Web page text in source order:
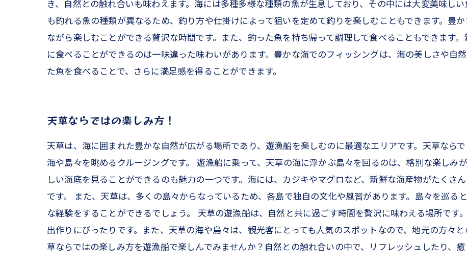
き、自然との触れ合いも味わえます。海には多種多様な種類の魚が生息しており、その中には大変美味し
も釣れる魚の種類が異なるため、釣り方や仕掛けによって狙いを定めて釣りを楽しむこともできます。豊
ながら楽しむことができる贅沢な時間です。また、釣った魚を持ち帰って調理して食べることもできます
に食べることができるのは一味違った味わいがあります。豊かな海でのフィッシングは、海の美しさや自
た魚を食べることで、さらに満足感を得ることができます。
天草ならではの楽しみ方！
天草は、海に囲まれた豊かな自然が広がる場所であり、遊漁船を楽しむのに最適なエリアです。天草なら
海や島々を眺めるクルージングです。 遊漁船に乗って、天草の海に浮かぶ島々を回るのは、格別な楽しみ
しい海底を見ることができるのも魅力の一つです。海には、カジキやマグロなど、新鮮な海産物がたくさ
です。 また、天草は、多くの島々からなっているため、各島で独自の文化や風習があります。島々を巡る
な経験をすることができるでしょう。 天草の遊漁船は、自然と共に過ごす時間を贅沢に味わえる場所です
出作りにぴったりです。また、天草の海や島々は、観光客にとっても人気のスポットなので、地元の方々
草ならではの楽しみ方を遊漁船で楽しんでみませんか？自然との触れ合いの中で、リフレッシュしたり、